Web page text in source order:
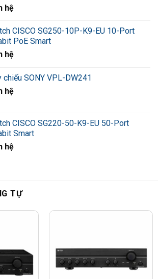
hệ
CISCO SG250-10P-K9-EU 10-Port
PoE Smart
hệ
chiếu SONY VPL-DW241
hệ
CISCO SG220-50-K9-EU 50-Port
Smart
hệ
TỰ